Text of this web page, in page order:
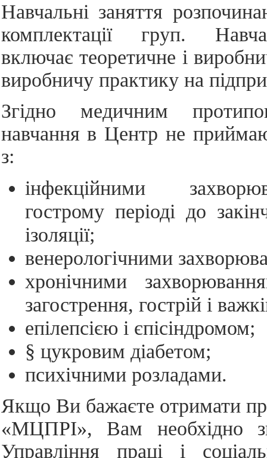
Навчальні заняття
комплектації груп.
включає теоретичне і
виробничу практику на
Згідно медичним
навчання в Центр не
з:
інфекційними
гострому періоді до
ізоляції;
венерологічними
хронічними
загострення, гострій і
епілепсією і єпісіндромом;
§ цукровим діабетом;
психічними розладами.
Якщо Ви бажаєте отримати
«МЦПРІ», Вам необхідно
Управління праці і